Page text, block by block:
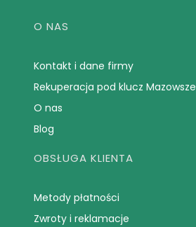
Linki w stopce
O NAS
Kontakt i dane firmy
Rekuperacja pod klucz Mazowsze
O nas
Blog
OBSŁUGA KLIENTA
Metody płatności
Zwroty i reklamacje